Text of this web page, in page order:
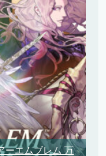
ーエムブレム 万